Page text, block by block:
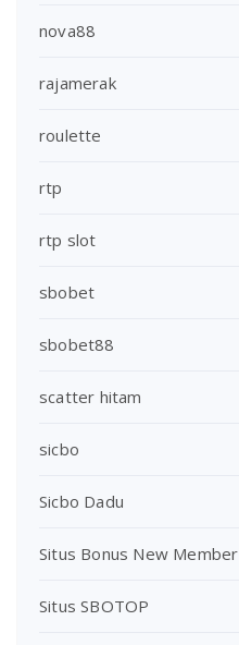
nova88
rajamerak
roulette
rtp
rtp slot
sbobet
sbobet88
scatter hitam
sicbo
Sicbo Dadu
Situs Bonus New Member
Situs SBOTOP